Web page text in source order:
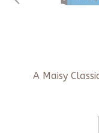
A Maisy